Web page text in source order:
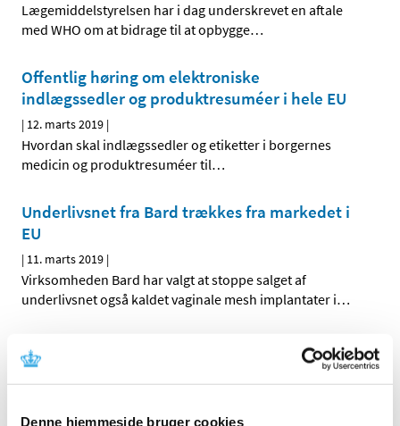
Denne hjemmeside bruger cookies
Lægemiddelstyrelsen har i dag underskrevet en aftale
med WHO om at bidrage til at opbygge…
Offentlig høring om elektroniske
indlægssedler og produktresuméer i hele EU
| 12. marts 2019 |
Hvordan skal indlægssedler og etiketter i borgernes
medicin og produktresuméer til…
Underlivsnet fra Bard trækkes fra markedet i
EU
| 11. marts 2019 |
Virksomheden Bard har valgt at stoppe salget af
underlivsnet også kaldet vaginale mesh implantater i…
Bevilling til at drive Hurup Apotek
|8. marts 2019
Laia Ribera-Jäger bevilling til at drive Hurup Apotek.